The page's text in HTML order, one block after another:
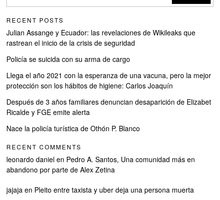
RECENT POSTS
Julian Assange y Ecuador: las revelaciones de Wikileaks que
rastrean el inicio de la crisis de seguridad
Policía se suicida con su arma de cargo
Llega el año 2021 con la esperanza de una vacuna, pero la mejor
protección son los hábitos de higiene: Carlos Joaquín
Después de 3 años familiares denuncian desaparición de Elizabet
Ricalde y FGE emite alerta
Nace la policía turística de Othón P. Blanco
RECENT COMMENTS
leonardo daniel en Pedro A. Santos, Una comunidad más en
abandono por parte de Alex Zetina
jajaja en Pleito entre taxista y uber deja una persona muerta